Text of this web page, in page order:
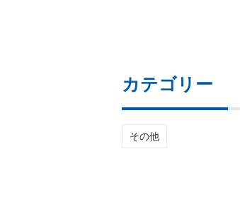
カテゴリー
その他